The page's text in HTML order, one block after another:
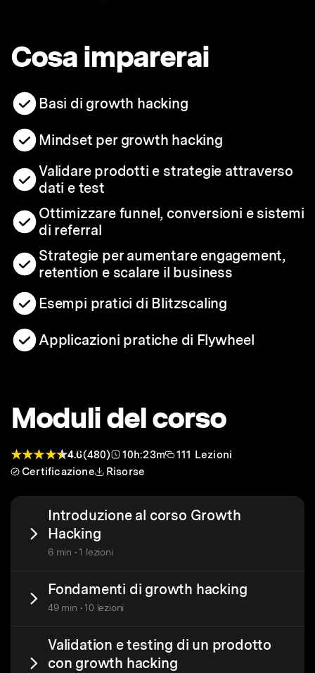
Cosa imparerai
Basi di growth hacking
Mindset per growth hacking
Validare prodotti e strategie attraverso
dati e test
Ottimizzare funnel, conversioni e sistemi
di referral
Strategie per aumentare engagement,
retention e scalare il business
Esempi pratici di Blitzscaling
Applicazioni pratiche di Flywheel
Moduli del corso
4.6(480) 10h:23m
111 Lezioni
Certificazione
Risorse
Introduzione al corso Growth
Hacking
6 min • 1 lezioni
Fondamenti di growth hacking
49 min • 10 lezioni
Validation e testing di un prodotto
con growth hacking